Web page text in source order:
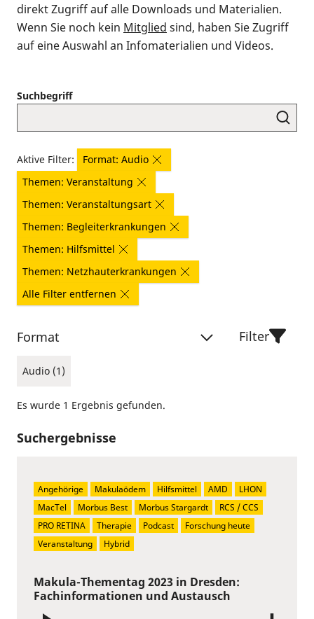
direkt Zugriff auf alle Downloads und Materialien.
Wenn Sie noch kein Mitglied sind, haben Sie Zugriff
auf eine Auswahl an Infomaterialien und Videos.
Suchbegriff
Aktive Filter:
Format: Audio
Themen: Veranstaltung
Themen: Veranstaltungsart
Themen: Begleiterkrankungen
Themen: Hilfsmittel
Themen: Netzhauterkrankungen
Alle Filter entfernen
Format
Audio (1)
Filter
Es wurde 1 Ergebnis gefunden.
Suchergebnisse
Makula-Thementag 2023 in Dresden:
Fachinformationen und Austausch
Angehörige Makulaödem Hilfsmittel AMD
LHON
MacTel
Morbus Best Morbus Stargardt
RCS / CCS
PRO RETINA
Therapie Podcast
Forschung heute
Veranstaltung
Hybrid